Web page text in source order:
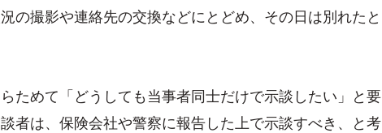
の撮影や連絡先の交換などにとどめ、その日は別れたと
ためて「どうしても当事者同士だけで示談したい」と要
者は、保険会社や警察に報告した上で示談すべき、と考